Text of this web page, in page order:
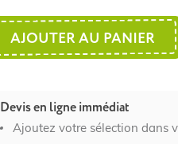
AJOUTER AU PANIER
Devis en ligne immédiat
Ajoutez votre sélection dans